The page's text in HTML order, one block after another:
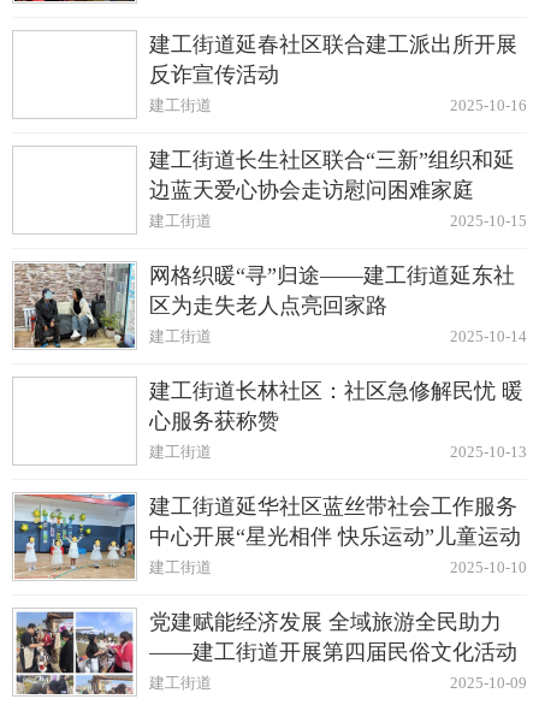
建工街道延春社区联合建工派出所开展
反诈宣传活动
2025-10-16
建工街道
建工街道长生社区联合“三新”组织和延
边蓝天爱心协会走访慰问困难家庭
2025-10-15
建工街道
网格织暖“寻”归途——建工街道延东社
区为走失老人点亮回家路
2025-10-14
建工街道
建工街道长林社区：社区急修解民忧 暖
心服务获称赞
2025-10-13
建工街道
建工街道延华社区蓝丝带社会工作服务
中心开展“星光相伴 快乐运动”儿童运动
会
2025-10-10
建工街道
党建赋能经济发展 全域旅游全民助力
——建工街道开展第四届民俗文化活动
2025-10-09
建工街道